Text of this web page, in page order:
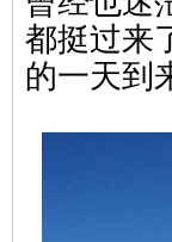
都挺过来
的一天到